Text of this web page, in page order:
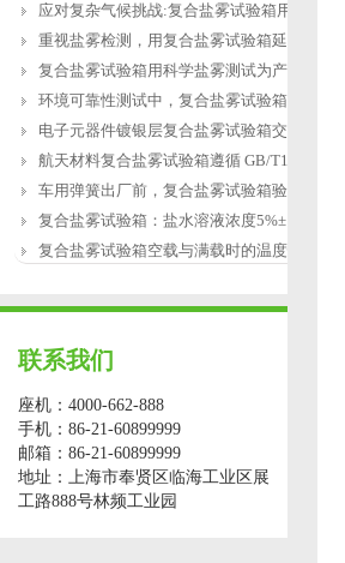
应对复杂气候挑战:复合盐雾试验箱用于涂
重视盐雾检测，用复合盐雾试验箱延长产
复合盐雾试验箱用科学盐雾测试为产品研
环境可靠性测试中，复合盐雾试验箱缺水
电子元器件镀银层复合盐雾试验箱交变盐
航天材料复合盐雾试验箱遵循 GB/T12967.3
车用弹簧出厂前，复合盐雾试验箱验证盐
复合盐雾试验箱：盐水溶液浓度5%±1%的配
复合盐雾试验箱空载与满载时的温度恢复
联系我们
座机：4000-662-888
手机：86-21-60899999
邮箱：86-21-60899999
地址：上海市奉贤区临海工业区展
工路888号林频工业园